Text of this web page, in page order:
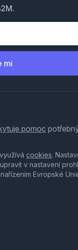
mi
pomoc
cookies.
v nastavení
Evropské